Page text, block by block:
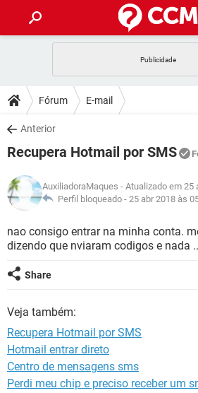
CELULAR
OUTLOOK
INSTAGRAM GMAIL
GUIA DE COMPRAS
DICAS
JOGOS
INSTAGRAM GMAIL
GUIA DE COMPRAS
DOWNLOADS
JOGOS
CELULAR
OUTLOOK EXCEL
INSTAGRAM
GUIA DE COMPRAS
FÓRUM
JOGOS
CELULAR
OUTLOOK EXCEL
GLOSSÁRIO
CELULAR
OUTLOOK
GUIA DE COMPRAS
Fórum E-mail
Anterior
Recupera Hotmail por SMS
AuxiliadoraMaques - Atualizado em 25
Perfil bloqueado - 25 abr 2018 às
nao consigo entrar na minha conta.
dizendo que nviaram codigos e nada
Share
Veja também:
Recupera Hotmail por SMS
Hotmail entrar direto
Centro de mensagens sms
Perdi meu chip e preciso receber um